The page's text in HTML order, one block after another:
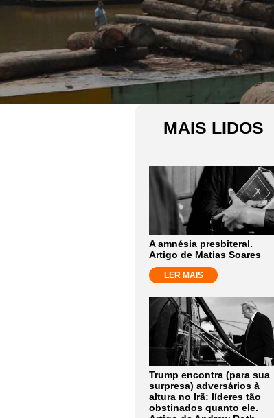
MAIS LIDOS
A amnésia presbiteral.
Artigo de Matias Soares
LER MAIS
Trump encontra (para sua
surpresa) adversários à
altura no Irã: líderes tão
obstinados quanto ele.